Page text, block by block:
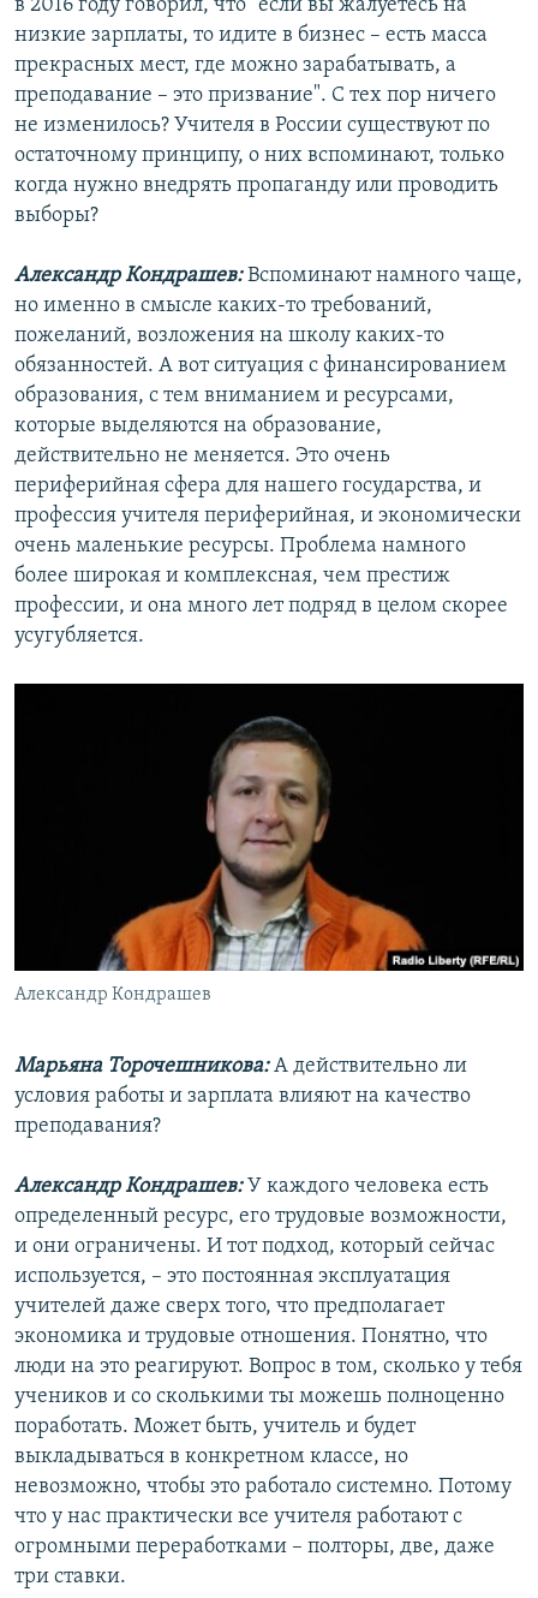
в 2016 году говорил, что "если вы жалуетесь на
низкие зарплаты, то идите в бизнес – есть масса
прекрасных мест, где можно зарабатывать, а
преподавание – это призвание". С тех пор ничего
не изменилось? Учителя в России существуют по
остаточному принципу, о них вспоминают, только
когда нужно внедрять пропаганду или проводить
выборы?
Александр Кондрашев:Вспоминают намного чаще,
но именно в смысле каких-то требований,
пожеланий, возложения на школу каких-то
обязанностей. А вот ситуация с финансированием
образования, с тем вниманием и ресурсами,
которые выделяются на образование,
действительно не меняется. Это очень
периферийная сфера для нашего государства, и
профессия учителя периферийная, и экономически
очень маленькие ресурсы. Проблема намного
более широкая и комплексная, чем престиж
профессии, и она много лет подряд в целом скорее
усугубляется.
Александр Кондрашев
Марьяна Торочешникова:А действительно ли
условия работы и зарплата влияют на качество
преподавания?
Александр Кондрашев:У каждого человека есть
определенный ресурс, его трудовые возможности,
и они ограничены. И тот подход, который сейчас
используется, – это постоянная эксплуатация
учителей даже сверх того, что предполагает
экономика и трудовые отношения. Понятно, что
люди на это реагируют. Вопрос в том, сколько у тебя
учеников и со сколькими ты можешь полноценно
поработать. Может быть, учитель и будет
выкладываться в конкретном классе, но
невозможно, чтобы это работало системно. Потому
что у нас практически все учителя работают с
огромными переработками – полторы, две, даже
три ставки.